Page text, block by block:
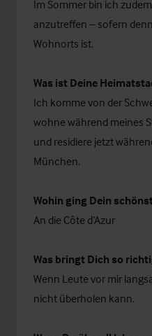
Im Sommer bin ich
anzutreffen – sofern
Wohnorts ist.
Was ist Deine
Ich komme von der
wohne während meines
und residiere jetzt
München.
Wohin ging Dein
An die Côte d‘Azur
Was bringt Dich so
Wenn Leute vor mir
nicht überholen kann.